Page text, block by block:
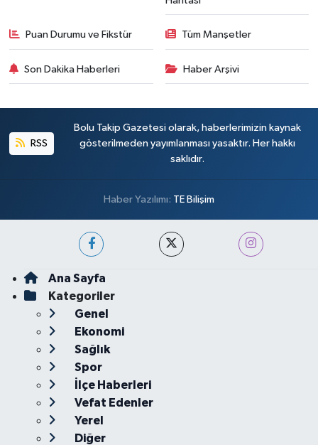
Puan Durumu ve Fikstür Tüm Manşetler
Son Dakika Haberleri Haber Arşivi
RSS
Bolu Takip Gazetesi olarak, haberlerimizin kaynak
gösterilmeden yayımlanması yasaktır. Her hakkı
saklıdır.
Haber Yazılımı: TE Bilişim
Ana Sayfa
Kategoriler
Genel
Ekonomi
Sağlık
Spor
İlçe Haberleri
Vefat Edenler
Yerel
Diğer